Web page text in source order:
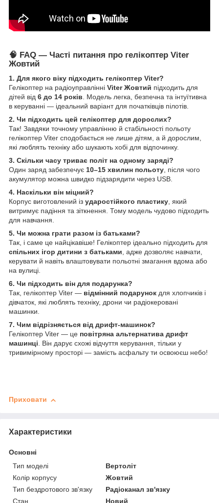
🧠 FAQ — Часті питання про гелікоптер Viter
Жовтий
1. Для якого віку підходить гелікоптер Viter?
Гелікоптер на радіоуправлінні Viter Жовтий підходить для
дітей від 6 до 14 років. Модель легка, безпечна та інтуїтивна
в керуванні — ідеальний варіант для початківців пілотів.
2. Чи підходить цей гелікоптер для дорослих?
Так! Завдяки точному управлінню й стабільності польоту
гелікоптер Viter сподобається не лише дітям, а й дорослим,
які люблять техніку або шукають хобі для відпочинку.
3. Скільки часу триває політ на одному заряді?
Один заряд забезпечує 10–15 хвилин польоту, після чого
акумулятор можна швидко підзарядити через USB.
4. Наскільки він міцний?
Корпус виготовлений із ударостійкого пластику, який
витримує падіння та зіткнення. Тому модель чудово підходить
для навчання.
5. Чи можна грати разом із батьками?
Так, і саме це найцікавіше! Гелікоптер ідеально підходить для
спільних ігор дитини з батьками, адже дозволяє навчати,
керувати й навіть влаштовувати польотні змагання вдома або
на вулиці.
6. Чи підходить він для подарунка?
Так, гелікоптер Viter — відмінний подарунок для хлопчиків і
дівчаток, які люблять техніку, дрони чи радіокеровані
машинки.
7. Чим відрізняється від дрифт-машинок?
Гелікоптер Viter — це повітряна альтернатива дрифт
машинці. Він дарує схожі відчуття керування, тільки у
тривимірному просторі — замість асфальту ти освоюєш небо!
Приховати
Характеристики
Основні
Тип моделі
Вертоліт
Колір корпусу
Жовтий
Тип бездротового зв'язку
Радіоканал зв'язку
Стан
Новий